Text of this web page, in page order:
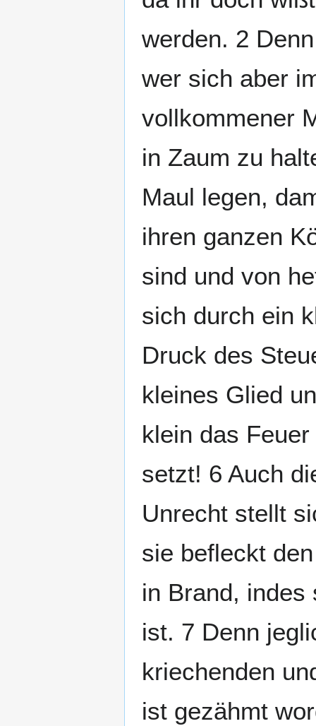
werden. 2
wer sich aber
vollkommener
in Zaum zu
Maul legen,
ihren ganzen
sind und von
sich durch ein
Druck des
kleines Glied
klein das
setzt! 6 Auch
Unrecht stellt
sie befleckt
in Brand,
ist. 7 Denn
kriechenden
ist gezähmt